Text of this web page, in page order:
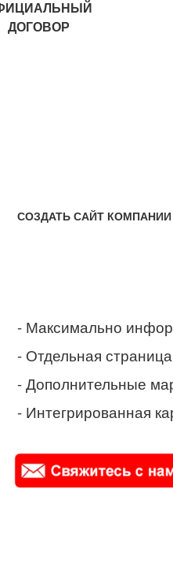
ДОГОВОР
СОЗДАТЬ САЙТ КОМПАНИИ
- Максимально
- Отдельная
- Дополнительные
- Интегрированная